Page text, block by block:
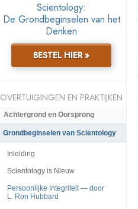
Scientology:
De Grondbeginselen van het
Denken
BESTEL HIER »
OVERTUIGINGEN EN PRAKTIJKEN
Achtergrond en Oorsprong
Grondbeginselen van Scientology
Inleiding
Scientology is Nieuw
Persoonlijke Integriteit — door
L. Ron Hubbard